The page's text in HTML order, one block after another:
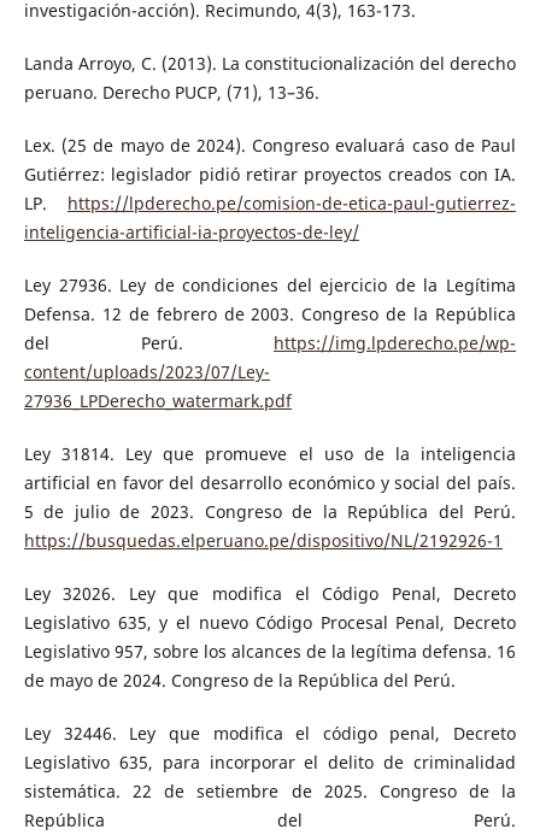
investigación-acción). Recimundo, 4(3), 163-173.
Landa Arroyo, C. (2013). La constitucionalización del derecho
peruano. Derecho PUCP, (71), 13–36.
Lex. (25 de mayo de 2024). Congreso evaluará caso de Paul
Gutiérrez: legislador pidió retirar proyectos creados con IA.
LP. https://lpderecho.pe/comision-de-etica-paul-gutierrez-
inteligencia-artificial-ia-proyectos-de-ley/
Ley 27936. Ley de condiciones del ejercicio de la Legítima
Defensa. 12 de febrero de 2003. Congreso de la República
del Perú. https://img.lpderecho.pe/wp-
content/uploads/2023/07/Ley-
27936_LPDerecho_watermark.pdf
Ley 31814. Ley que promueve el uso de la inteligencia
artificial en favor del desarrollo económico y social del país.
5 de julio de 2023. Congreso de la República del Perú.
https://busquedas.elperuano.pe/dispositivo/NL/2192926-1
Ley 32026. Ley que modifica el Código Penal, Decreto
Legislativo 635, y el nuevo Código Procesal Penal, Decreto
Legislativo 957, sobre los alcances de la legítima defensa. 16
de mayo de 2024. Congreso de la República del Perú.
Ley 32446. Ley que modifica el código penal, Decreto
Legislativo 635, para incorporar el delito de criminalidad
sistemática. 22 de setiembre de 2025. Congreso de la
República del Perú.